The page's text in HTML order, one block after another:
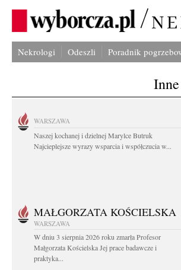
Nekrologi Odeszli Poradnik
WARSZAWA
Naszej kochanej i dzielnej Marylce Butruk
Najcieplejsze wyrazy wsparcia i współczucia w...
MAŁGORZATA KOŚCIELSKA
WARSZAWA
W dniu 3 sierpnia 2026 roku zmarła Profesor
Małgorzata Kościelska Jej prace badawcze i
praktyka...